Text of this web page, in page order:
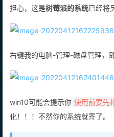
担心，这是树莓派的系统已经将
右键我的电脑-管理-磁盘管理，
win10可能会提示你 使用前要先
化！！！不然你的系统就寄了。